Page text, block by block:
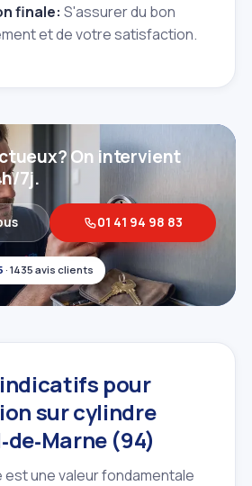
finale: S'assurer du bon
et de votre satisfaction.
· 1435 avis clients
On intervient
7j.
01 41 94 98 83
pour
sur cylindre
(94)
une valeur fondamentale